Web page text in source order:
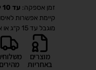
זמן אספקה: עד 10 ימי עסקים
קיימת אפשרות
מוגבל עד 15 ק״ג או אריזות יוצאות דופן
מוצרים
באחריות מהירים